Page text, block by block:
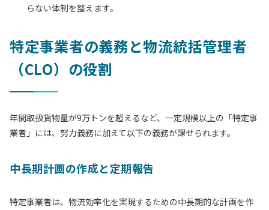
らない体制を整えます。
特定事業者の義務と物流統括管理者
（CLO）の役割
年間取扱貨物量が9万トンを超えるなど、一定規模以上の「特定事
業者」には、努力義務に加えて以下の義務が課せられます。
中長期計画の作成と定期報告
特定事業者は、物流効率化を実現するための中長期的な計画を作